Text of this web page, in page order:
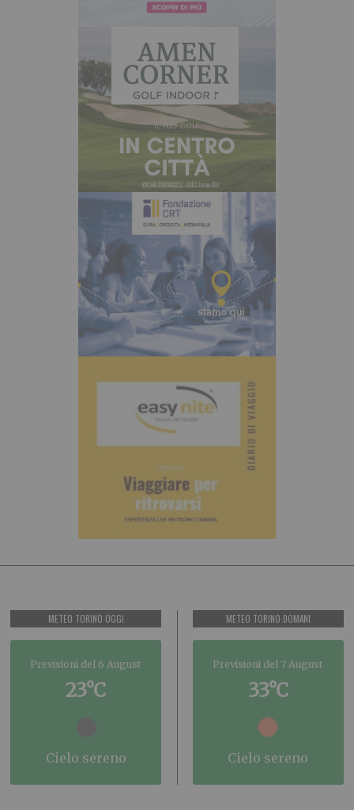
METEO TORINO OGGI
Previsioni del 6 August
23°C
cielo sereno
METEO TORINO DOMANI
Previsioni del 7 August
33°C
cielo sereno